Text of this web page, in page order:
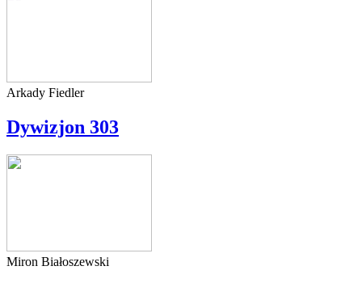
Arkady Fiedler
Dywizjon 303
Miron Białoszewski